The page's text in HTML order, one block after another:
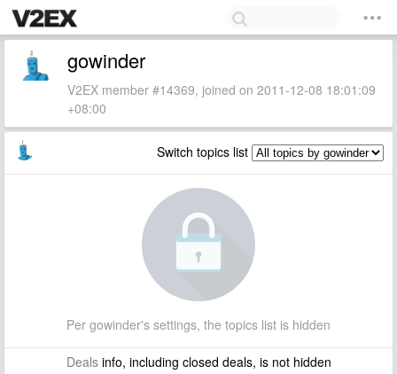
gowinder
V2EX member #14369, joined on 2011-12-08 18:01:09
+08:00
Switch topics list
Per gowinder's settings, the topics list is hidden
Dealsinfo, including closed deals, is not hidden